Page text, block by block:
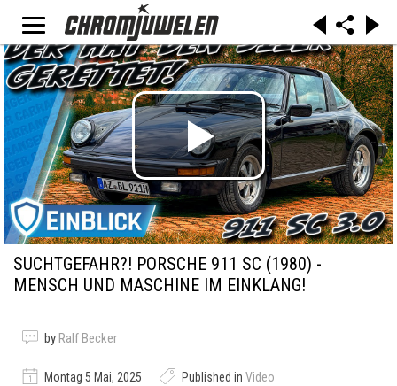
SUCHTGEFAHR?! PORSCHE 911 SC (1980) -
MENSCH UND MASCHINE IM EINKLANG!
by Ralf Becker
Montag 5 Mai, 2025 Published in Video